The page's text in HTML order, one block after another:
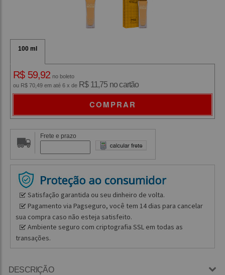
100 ml
R$ 59,92 no boleto
ou R$ 70,49 em até 6 x de R$ 11,75 no cartão
COMPRAR
Frete e prazo
Satisfação garantida ou seu dinheiro de volta.
Pagamento via Pagseguro, você tem 14 dias para cancelar
sua compra caso não esteja satisfeito.
Ambiente seguro com criptografia SSL em todas as
transações.
DESCRIÇÃO